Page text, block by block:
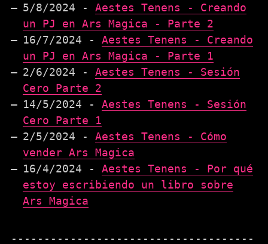
5/8/2024 - Aestes Tenens - Creando
un PJ en Ars Magica - Parte 2
16/7/2024 - Aestes Tenens - Creando
un PJ en Ars Magica - Parte 1
2/6/2024 - Aestes Tenens - Sesión
Cero Parte 2
14/5/2024 - Aestes Tenens - Sesión
Cero Parte 1
2/5/2024 - Aestes Tenens - Cómo
vender Ars Magica
16/4/2024 - Aestes Tenens - Por qué
estoy escribiendo un libro sobre
Ars Magica